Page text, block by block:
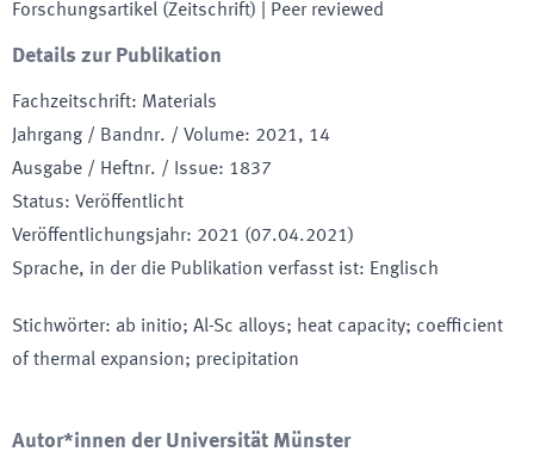
Forschungsartikel (Zeitschrift) | Peer reviewed
Details zur Publikation
Fachzeitschrift: Materials
Jahrgang / Bandnr. / Volume: 2021, 14
Ausgabe / Heftnr. / Issue: 1837
Status: Veröffentlicht
Veröffentlichungsjahr: 2021 (07.04.2021)
Sprache, in der die Publikation verfasst ist: Englisch
Stichwörter: ab initio; Al-Sc alloys; heat capacity; coefficient
of thermal expansion; precipitation
Autor*innen der Universität Münster